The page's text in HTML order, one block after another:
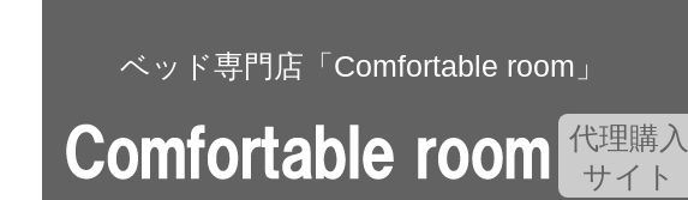
ベッド専門店「Comfortable room」
代理購入
サイト